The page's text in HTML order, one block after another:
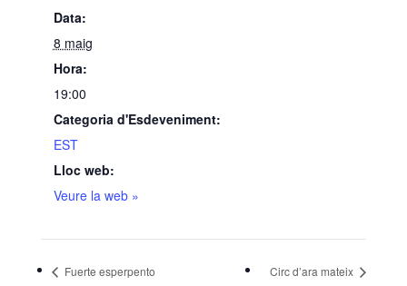
Data:
8 maig
Hora:
19:00
Categoria d'Esdeveniment:
EST
Lloc web:
Veure la web »
Fuerte esperpento Circ d’ara mateix